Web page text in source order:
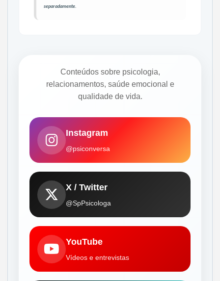
separadamente.
Conteúdos sobre psicologia,
relacionamentos, saúde emocional e
qualidade de vida.
Instagram
@psiconversa
X / Twitter
@SpPsicologa
YouTube
Vídeos e entrevistas